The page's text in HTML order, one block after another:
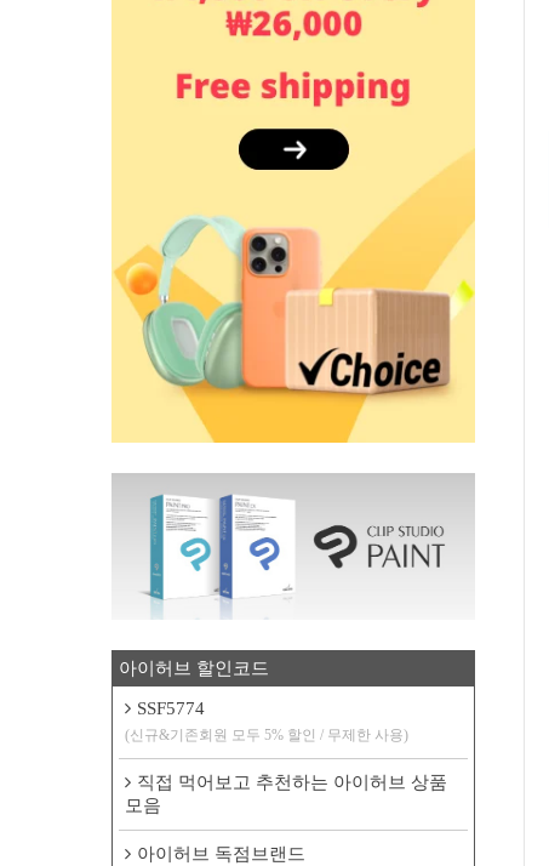
아이허브 할인코드
SSF5774
(신규&기존회원 모두 5% 할인 / 무제한 사용)
직접 먹어보고 추천하는 아이허브 상품
모음
아이허브 독점브랜드